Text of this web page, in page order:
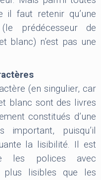
il faut retenir qu’une
prédécesseur de
blanc) n’est pas une
(en singulier, car
blanc sont des livres
constitués d’une
puisqu’il
la lisibilité. Il est
les polices avec
plus lisibles que les